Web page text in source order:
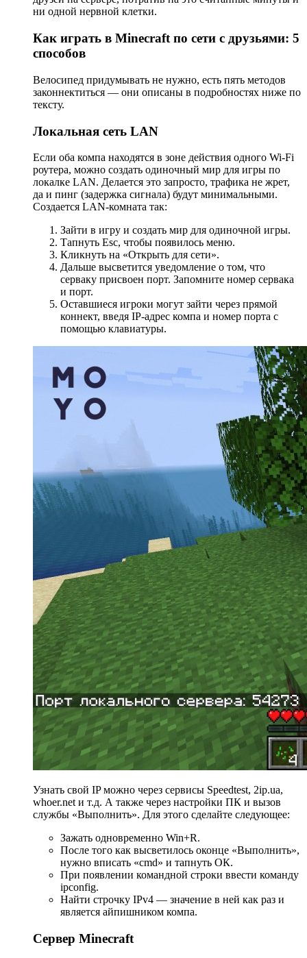
ни одной нервной клетки.
Как играть в Minecraft по сети с друзьями: 5
способов
Велосипед придумывать не нужно, есть пять методов
законнектиться — они описаны в подробностях ниже по
тексту.
Локальная сеть LAN
Если оба компа находятся в зоне действия одного Wi-Fi
роутера, можно создать одиночный мир для игры по
локалке LAN. Делается это запросто, трафика не жрет,
да и пинг (задержка сигнала) будут минимальными.
Создается LAN-комната так:
Зайти в игру и создать мир для одиночной игры.
Тапнуть Esc, чтобы появилось меню.
Кликнуть на «Открыть для сети».
Дальше высветится уведомление о том, что
серваку присвоен порт. Запомните номер сервака
и порт.
Оставшиеся игроки могут зайти через прямой
коннект, введя IP-адрес компа и номер порта с
помощью клавиатуры.
Узнать свой IP можно через сервисы Speedtest, 2ip.ua,
whoer.net и т.д. А также через настройки ПК и вызов
службы «Выполнить». Для этого сделайте следующее:
Зажать одновременно Win+R.
После того как высветилось оконце «Выполнить»,
нужно вписать «cmd» и тапнуть ОК.
При появлении командной строки ввести команду
ipconfig.
Найти строчку IPv4 — значение в ней как раз и
является айпишником компа.
Сервер Minecraft